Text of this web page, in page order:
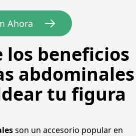
Ahora
los beneficios
abdominales
tu figura
son un accesorio popular en